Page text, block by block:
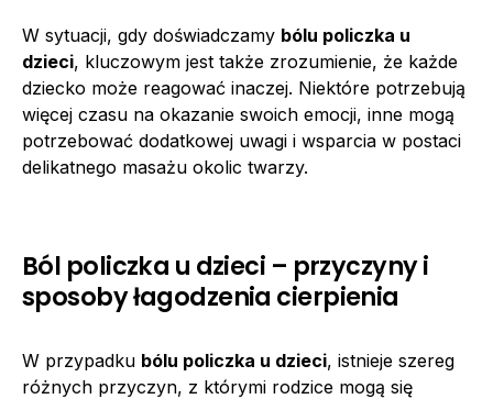
W sytuacji, gdy doświadczamy bólu policzka u
dzieci, kluczowym jest także zrozumienie, że każde
dziecko może reagować inaczej. Niektóre potrzebują
więcej czasu na okazanie swoich emocji, inne mogą
potrzebować dodatkowej uwagi i wsparcia w postaci
delikatnego masażu okolic twarzy.
Ból policzka u dzieci – przyczyny i
sposoby łagodzenia cierpienia
W przypadku bólu policzka u dzieci, istnieje szereg
różnych przyczyn, z którymi rodzice mogą się